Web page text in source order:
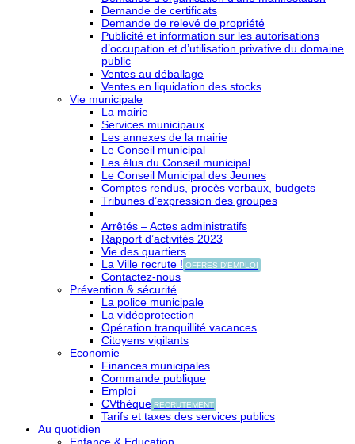
Demande de certificats
Demande de relevé de propriété
Publicité et information sur les autorisations
d’occupation et d’utilisation privative du domaine
public
Ventes au déballage
Ventes en liquidation des stocks
Vie municipale
La mairie
Services municipaux
Les annexes de la mairie
Le Conseil municipal
Les élus du Conseil municipal
Le Conseil Municipal des Jeunes
Comptes rendus, procès verbaux, budgets
Tribunes d’expression des groupes
Arrêtés – Actes administratifs
Rapport d’activités 2023
Vie des quartiers
La Ville recrute ! OFFRES D'EMPLOI
Contactez-nous
Prévention & sécurité
La police municipale
La vidéoprotection
Opération tranquillité vacances
Citoyens vigilants
Economie
Finances municipales
Commande publique
Emploi
CVthèque RECRUTEMENT
Tarifs et taxes des services publics
Au quotidien